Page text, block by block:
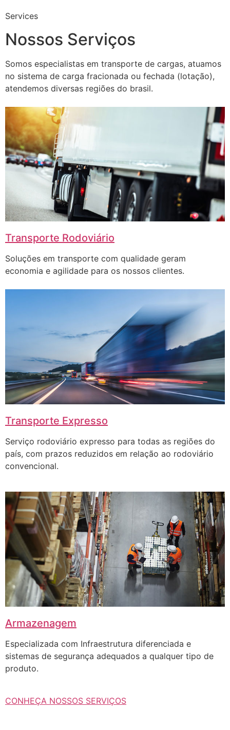
Services
Nossos Serviços
Somos especialistas em transporte de cargas, atuamos
no sistema de carga fracionada ou fechada (lotação),
atendemos diversas regiões do brasil.
Transporte Rodoviário
Soluções em transporte com qualidade geram
economia e agilidade para os nossos clientes.
Transporte Expresso
Serviço rodoviário expresso para todas as regiões do
país, com prazos reduzidos em relação ao rodoviário
convencional.
Armazenagem
Especializada com Infraestrutura diferenciada e
sistemas de segurança adequados a qualquer tipo de
produto.
CONHEÇA NOSSOS SERVIÇOS